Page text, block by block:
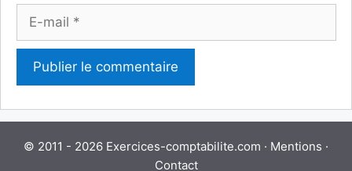
© 2011 - 2026 Exercices-comptabilite.com · Mentions ·
Contact